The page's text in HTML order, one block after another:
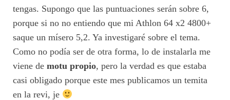
tengas. Supongo que las puntuaciones serán sobre 6,
porque si no no entiendo que mi Athlon 64 x2 4800+
saque un mísero 5,2. Ya investigaré sobre el tema.
Como no podía ser de otra forma, lo de instalarla me
viene de motu propio, pero la verdad es que estaba
casi obligado porque este mes publicamos un temita
en la revi, je